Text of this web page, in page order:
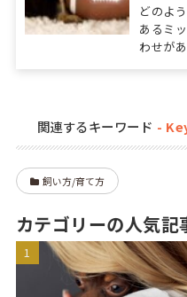
どのよ
あるミ
わせが
関連するキーワード
飼い方/育て方
カテゴリーの人気記